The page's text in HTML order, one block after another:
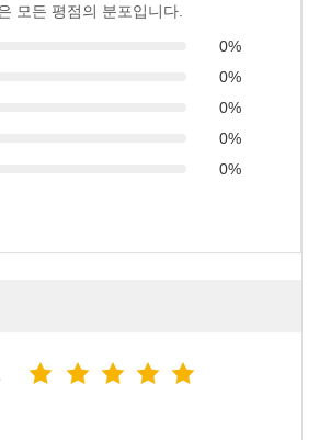
모든 평점의 분포입니다.
0%
0%
0%
0%
0%